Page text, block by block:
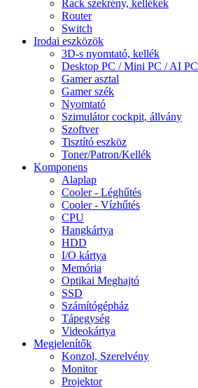
Rack szekrény, kellékek
Router
Switch
Irodai eszközök
3D-s nyomtató, kellék
Desktop PC / Mini PC / AI PC
Gamer asztal
Gamer szék
Nyomtató
Szimulátor cockpit, állvány
Szoftver
Tisztító eszköz
Toner/Patron/Kellék
Komponens
Alaplap
Cooler - Léghűtés
Cooler - Vízhűtés
CPU
Hangkártya
HDD
I/O kártya
Memória
Optikai Meghajtó
SSD
Számítógépház
Tápegység
Videokártya
Megjelenítők
Konzol, Szerelvény
Monitor
Projektor